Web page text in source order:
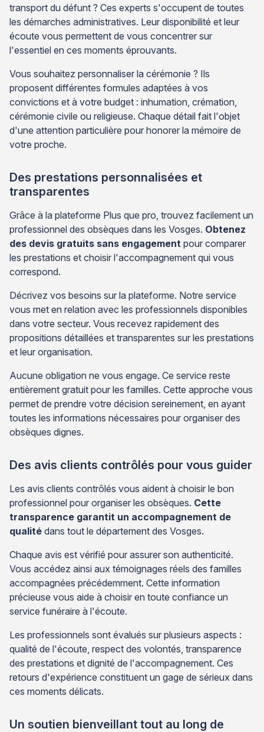
transport du défunt ? Ces experts s'occupent de toutes
les démarches administratives. Leur disponibilité et leur
écoute vous permettent de vous concentrer sur
l'essentiel en ces moments éprouvants.
Vous souhaitez personnaliser la cérémonie ? Ils
proposent différentes formules adaptées à vos
convictions et à votre budget : inhumation, crémation,
cérémonie civile ou religieuse. Chaque détail fait l'objet
d'une attention particulière pour honorer la mémoire de
votre proche.
Des prestations personnalisées et
transparentes
Grâce à la plateforme Plus que pro, trouvez facilement un
professionnel des obsèques dans les Vosges. Obtenez
des devis gratuits sans engagement pour comparer
les prestations et choisir l'accompagnement qui vous
correspond.
Décrivez vos besoins sur la plateforme. Notre service
vous met en relation avec les professionnels disponibles
dans votre secteur. Vous recevez rapidement des
propositions détaillées et transparentes sur les prestations
et leur organisation.
Aucune obligation ne vous engage. Ce service reste
entièrement gratuit pour les familles. Cette approche vous
permet de prendre votre décision sereinement, en ayant
toutes les informations nécessaires pour organiser des
obsèques dignes.
Des avis clients contrôlés pour vous guider
Les avis clients contrôlés vous aident à choisir le bon
professionnel pour organiser les obsèques. Cette
transparence garantit un accompagnement de
qualité dans tout le département des Vosges.
Chaque avis est vérifié pour assurer son authenticité.
Vous accédez ainsi aux témoignages réels des familles
accompagnées précédemment. Cette information
précieuse vous aide à choisir en toute confiance un
service funéraire à l'écoute.
Les professionnels sont évalués sur plusieurs aspects :
qualité de l'écoute, respect des volontés, transparence
des prestations et dignité de l'accompagnement. Ces
retours d'expérience constituent un gage de sérieux dans
ces moments délicats.
Un soutien bienveillant tout au long de